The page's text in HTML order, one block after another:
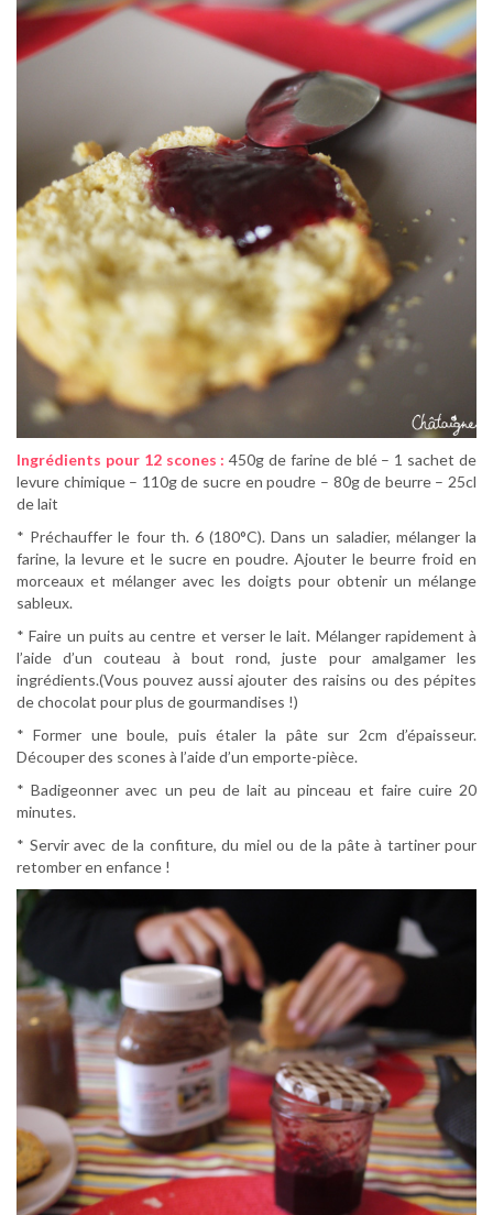
Ingrédients pour 12 scones : 450g de farine de blé – 1 sachet de
levure chimique – 110g de sucre en poudre – 80g de beurre – 25cl
de lait
* Préchauffer le four th. 6 (180°C). Dans un saladier, mélanger la
farine, la levure et le sucre en poudre. Ajouter le beurre froid en
morceaux et mélanger avec les doigts pour obtenir un mélange
sableux.
* Faire un puits au centre et verser le lait. Mélanger rapidement à
l’aide d’un couteau à bout rond, juste pour amalgamer les
ingrédients.(Vous pouvez aussi ajouter des raisins ou des pépites
de chocolat pour plus de gourmandises !)
* Former une boule, puis étaler la pâte sur 2cm d’épaisseur.
Découper des scones à l’aide d’un emporte-pièce.
* Badigeonner avec un peu de lait au pinceau et faire cuire 20
minutes.
* Servir avec de la confiture, du miel ou de la pâte à tartiner pour
retomber en enfance !